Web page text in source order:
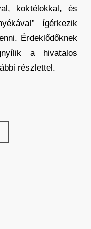
koktélokkal, és
ígérkezik
Érdeklődőknek
a hivatalos
részlettel.